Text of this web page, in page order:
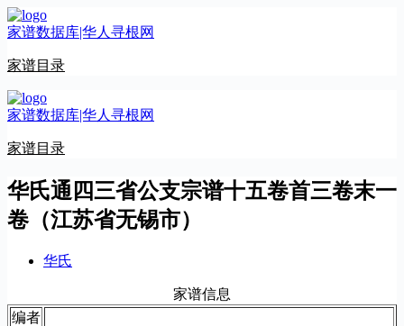
跳
至
容
家谱数据库|华人寻根网
家谱目录
家谱数据库|华人寻根网
家谱目录
华氏通四三省公支宗谱十五卷首三卷末一
卷（江苏省无锡市）
华氏
家谱信息
编者